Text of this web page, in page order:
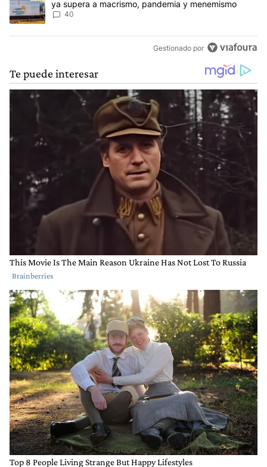
ya supera a macrismo, pandemia y menemismo
40
Gestionado por